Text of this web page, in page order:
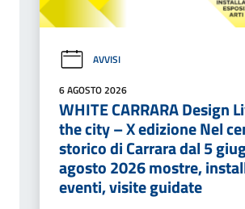
AVVISI
6 AGOSTO 2026
WHITE CARRARA Design
the city – X edizione Nel
storico di Carrara dal 5
agosto 2026 mostre,
eventi, visite guidate